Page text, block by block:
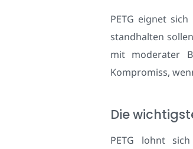
PETG eignet
standhalten
mit moderater
Kompromiss,
Die
PETG lohnt